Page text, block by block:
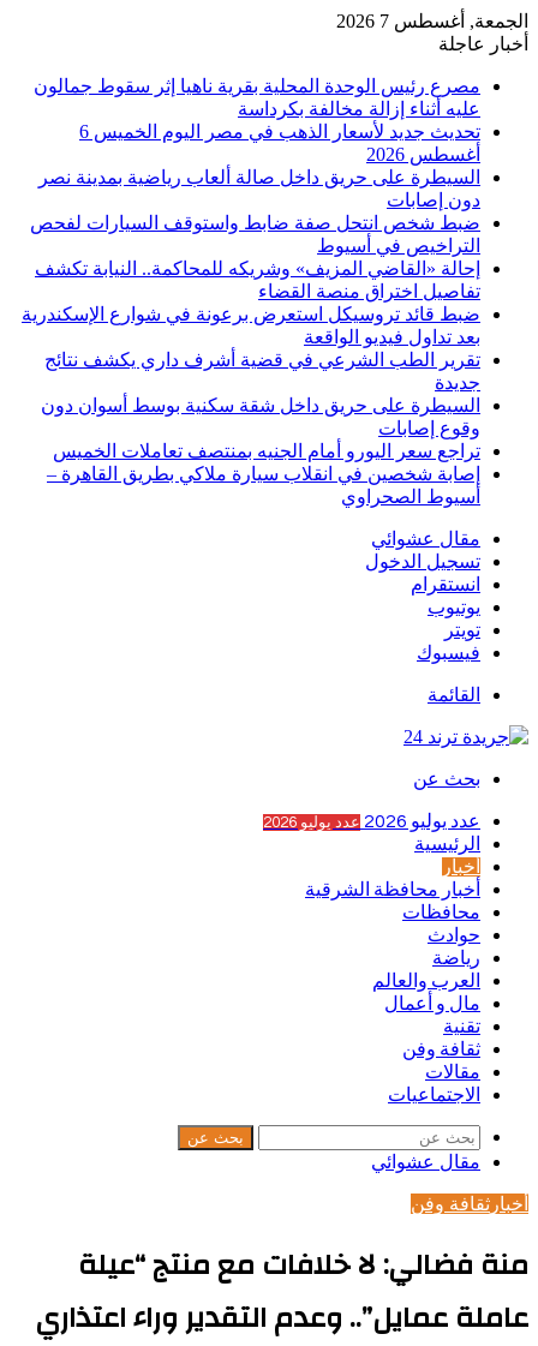
الجمعة, أغسطس 7 2026
أخبار عاجلة
مصرع رئيس الوحدة المحلية بقرية ناهيا إثر سقوط جمالون
عليه أثناء إزالة مخالفة بكرداسة
تحديث جديد لأسعار الذهب في مصر اليوم الخميس 6
أغسطس 2026
السيطرة على حريق داخل صالة ألعاب رياضية بمدينة نصر
دون إصابات
ضبط شخص انتحل صفة ضابط واستوقف السيارات لفحص
التراخيص في أسيوط
إحالة «القاضي المزيف» وشريكه للمحاكمة.. النيابة تكشف
تفاصيل اختراق منصة القضاء
ضبط قائد تروسيكل استعرض برعونة في شوارع الإسكندرية
بعد تداول فيديو الواقعة
تقرير الطب الشرعي في قضية أشرف داري يكشف نتائج
جديدة
السيطرة على حريق داخل شقة سكنية بوسط أسوان دون
وقوع إصابات
تراجع سعر اليورو أمام الجنيه بمنتصف تعاملات الخميس
إصابة شخصين في انقلاب سيارة ملاكي بطريق القاهرة –
أسيوط الصحراوي
مقال عشوائي
تسجيل الدخول
انستقرام
يوتيوب
تويتر
فيسبوك
القائمة
بحث عن
عدد يوليو 2026 عدد يوليو 2026
الرئيسية
أخبار
أخبار محافظة الشرقية
محافظات
حوادث
رياضة
العرب والعالم
مال و أعمال
تقنية
ثقافة وفن
مقالات
الاجتماعيات
بحث عن
مقال عشوائي
أخبار ثقافة وفن
منة فضالي: لا خلافات مع منتج “عيلة
عاملة عمايل”.. وعدم التقدير وراء اعتذاري